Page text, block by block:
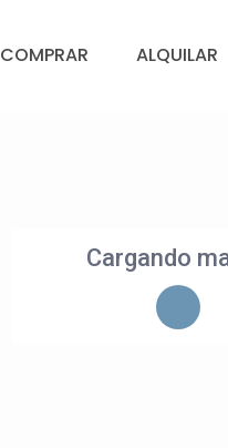
COMPRAR ALQUILAR
Cargando